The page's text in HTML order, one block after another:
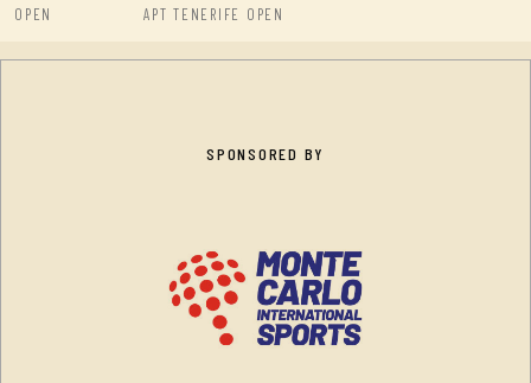
OPEN APT TENERIFE OPEN
SPONSORED BY